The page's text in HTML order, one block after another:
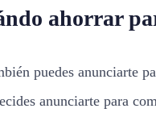
ahorrar
puedes anunciarte
anunciarte para